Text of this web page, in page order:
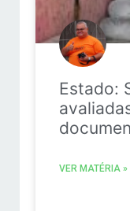
Estado:
VER MATÉRIA »